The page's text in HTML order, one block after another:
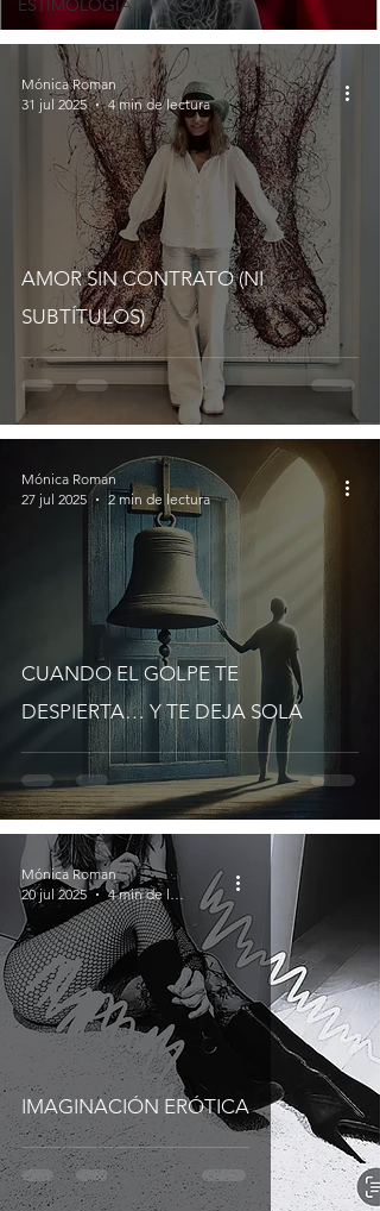
ESTIMOLOGÍA
AMOR SIN CONTRATO (NI
SUBTÍTULOS)
Mónica Roman
31 jul 2025
4 min de lectura
CUANDO EL GOLPE TE
DESPIERTA… Y TE DEJA SOLA
Mónica Roman
27 jul 2025
2 min de lectura
IMAGINACIÓN ERÓTICA
Mónica Roman
20 jul 2025
4 min de lectura